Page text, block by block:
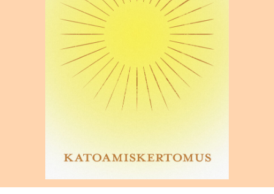
Salasana unohtunut?
Eikö sinulla ole tiliä?
Luo uusi tili